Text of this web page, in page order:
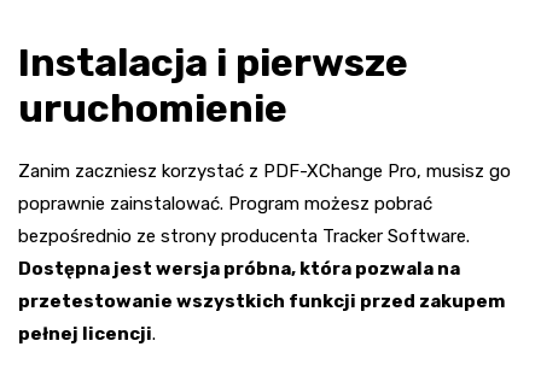
Instalacja i pierwsze
uruchomienie
Zanim zaczniesz korzystać z PDF-XChange Pro, musisz go
poprawnie zainstalować. Program możesz pobrać
bezpośrednio ze strony producenta Tracker Software.
Dostępna jest wersja próbna, która pozwala na
przetestowanie wszystkich funkcji przed zakupem
pełnej licencji.